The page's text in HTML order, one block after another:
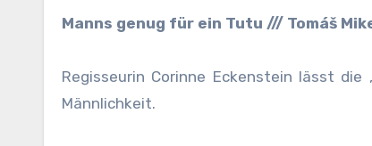
Manns genug für ein Tutu /// Tomáš
Regisseurin Corinne Eckenstein lässt
Männlichkeit.